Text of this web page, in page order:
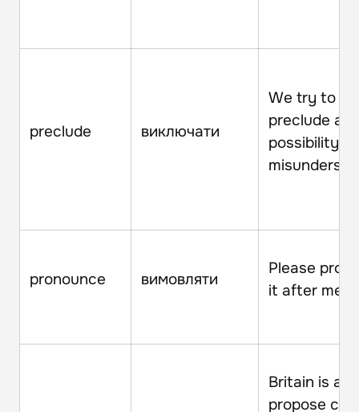
preclude виключати
We try to
preclude
possibility of
pronounce вимовляти
Please
it after me.
Britain is
propose